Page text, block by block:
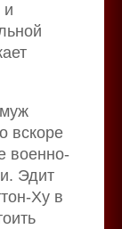
и
вскоре
военно-
Эдит
Ху в